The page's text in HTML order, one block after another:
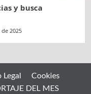
y busca
2025
Cookies
DEL MES